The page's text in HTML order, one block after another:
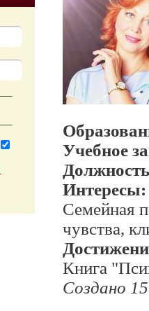
Учебное
Интересы:
Семейная
чувства,
Книга
Создано